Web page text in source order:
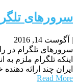
سرورهای
| آگوست 14, 2016
سرورهای تلگرام در
اینکه تلگرام ملزم
ایران چند ارائه
Read More